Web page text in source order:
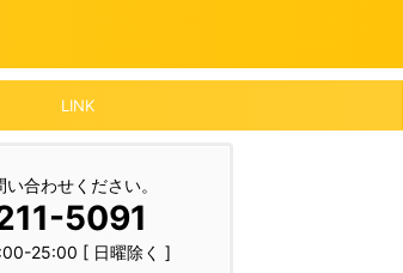
LINK
合わせください。
5091
25:00 [ 日曜除く ]